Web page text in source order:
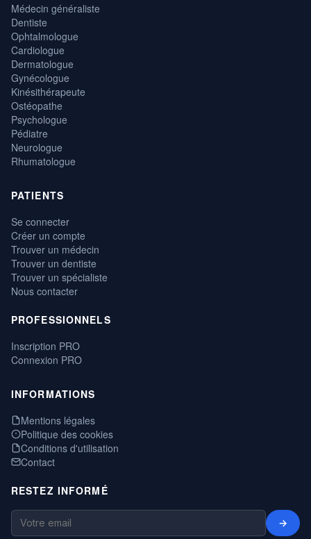
Médecin généraliste
Dentiste
Ophtalmologue
Cardiologue
Dermatologue
Gynécologue
Kinésithérapeute
Ostéopathe
Psychologue
Pédiatre
Neurologue
Rhumatologue
PATIENTS
Se connecter
Créer un compte
Trouver un médecin
Trouver un dentiste
Trouver un spécialiste
Nous contacter
PROFESSIONNELS
Inscription PRO
Connexion PRO
INFORMATIONS
Mentions légales
Politique des cookies
Conditions d'utilisation
Contact
RESTEZ INFORMÉ
→